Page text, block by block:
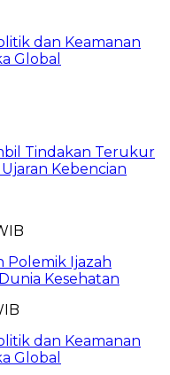
dan Keamanan
Global
Tindakan Terukur
Kebencian
Polemik Ijazah
Kesehatan
dan Keamanan
Global